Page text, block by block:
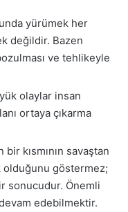
yürümek her
değildir. Bazen
ve tehlikeyle
olaylar insan
ortaya çıkarma
kısmının savaştan
olduğunu göstermez;
sonucudur. Önemli
edebilmektir.